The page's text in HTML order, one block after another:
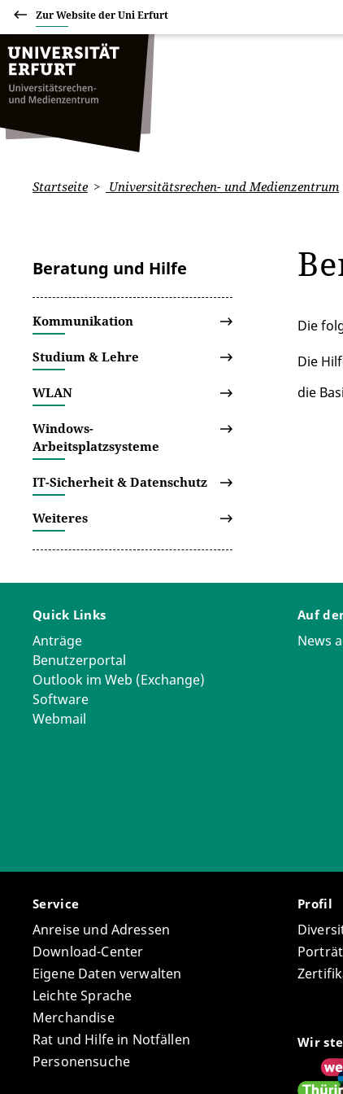
Zur Website der Uni Erfurt
Startseite Universitätsrechen- und Medienzentrum
Beratung und Hilfe
Kommunikation
Studium & Lehre
WLAN
Windows-
Arbeitsplatzsysteme
IT-Sicherheit & Datenschutz
Weiteres
Die
Die
die
Quick Links
Anträge
Benutzerportal
Outlook im Web (Exchange)
Software
Webmail
Auf
News
Service
Anreise und Adressen
Download-Center
Eigene Daten verwalten
Leichte Sprache
Merchandise
Rat und Hilfe in Notfällen
Personensuche
Profil
Porträt
Wir